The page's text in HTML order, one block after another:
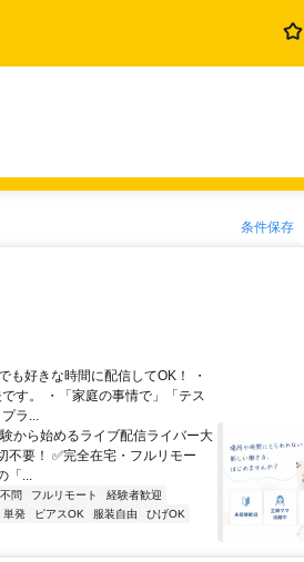
条件保存
も好きな時間に配信してOK！ ・
す。 ・「家庭の事情で」「テス
ラ...
から始めるライブ配信ライバー大
不要！ ✅完全在宅・フルリモー
「...
問 フルリモート
経験者歓迎
単発 ピアスOK 服装自由
ひげOK